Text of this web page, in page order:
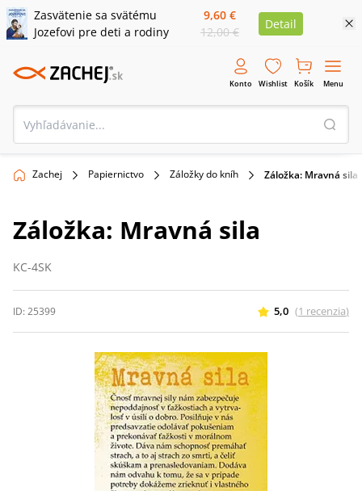
Zasvätenie sa svätému
Jozefovi pre deti a rodiny
9,60 €
12,00 €
Detail
Konto Wishlist Košík Menu
Zachej Papiernictvo Záložky do kníh Záložka: Mravná sila
Záložka: Mravná sila
KC-4SK
ID: 25399 5,0 (1 recenzia)